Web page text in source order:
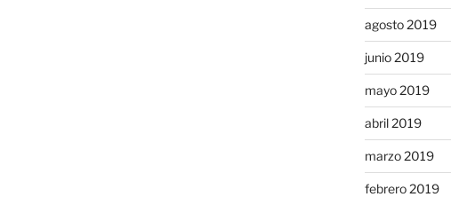
agosto 2019
junio 2019
mayo 2019
abril 2019
marzo 2019
febrero 2019